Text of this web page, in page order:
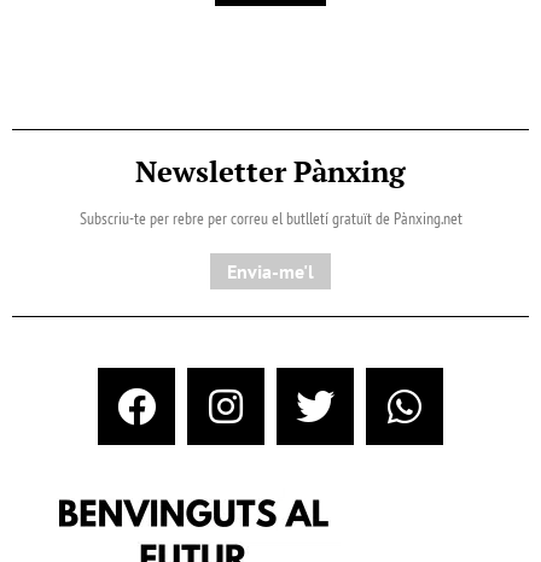
Newsletter Pànxing
Subscriu-te per rebre per correu el butlletí gratuït de Pànxing.net​
Envia-me'l